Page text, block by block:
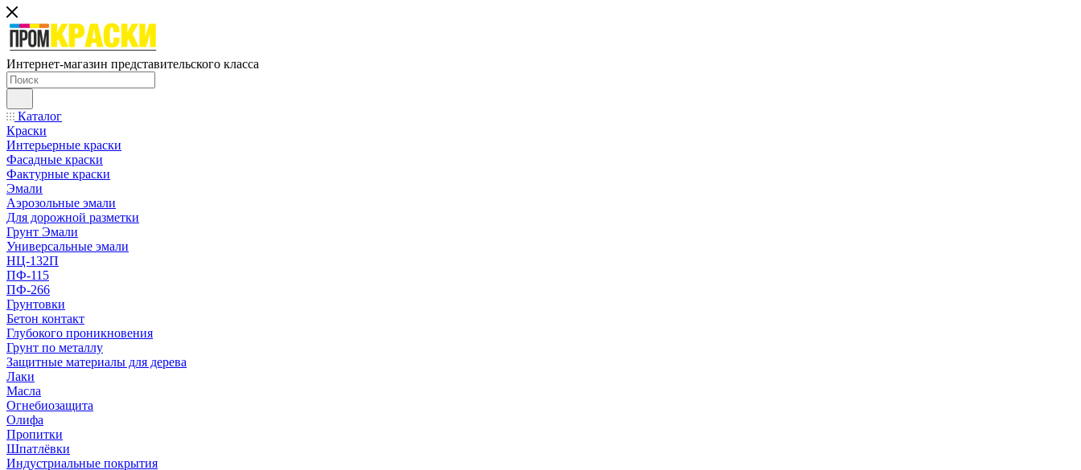
Интернет-магазин представительского класса
Каталог
Краски
Интерьерные краски
Фасадные краски
Фактурные краски
Эмали
Аэрозольные эмали
Для дорожной разметки
Грунт Эмали
Универсальные эмали
НЦ-132П
ПФ-115
ПФ-266
Грунтовки
Бетон контакт
Глубокого проникновения
Грунт по металлу
Защитные материалы для дерева
Лаки
Масла
Огнебиозащита
Олифа
Пропитки
Шпатлёвки
Индустриальные покрытия